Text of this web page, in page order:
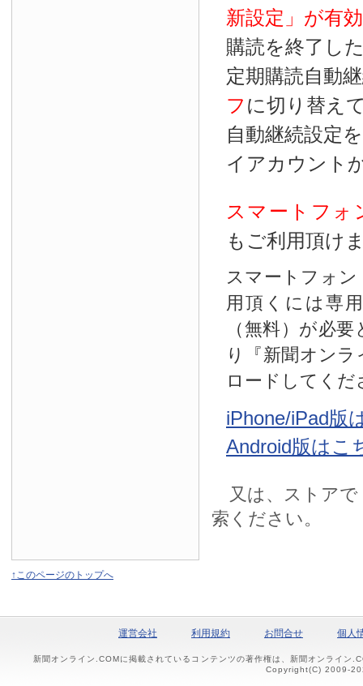
新設定」が有効
購読を終了し
定期購読自動
フ に切り替え
自動継続設定
イアカウント
スマートフォ
もご利用頂け
スマートフォ
用頂くには専
（無料）が必
り『新聞オン
ロードしてくだ
iPhone/iPad版
Android版はこ
又は、ストアで
索ください。
↑このページのトップへ
運営会社 利用規約 お問合せ 個人
新聞オンライン.COMに掲載されているコンテンツの著作権は、新聞オンライン
Copyright(C) 2009-